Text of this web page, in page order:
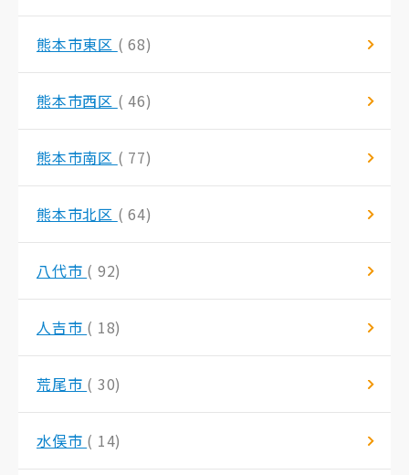
熊本市東区 ( 68)
熊本市西区 ( 46)
熊本市南区 ( 77)
熊本市北区 ( 64)
八代市 ( 92)
人吉市 ( 18)
荒尾市 ( 30)
水俣市 ( 14)